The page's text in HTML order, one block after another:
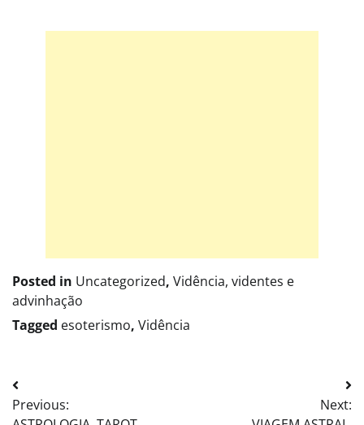
Posted in Uncategorized, Vidência, videntes e
advinhação
Tagged esoterismo, Vidência
Post
navigation
Previous:
Next: